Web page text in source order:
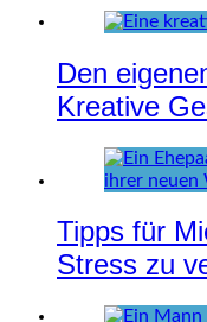
Den
Kreative
Tipps für
Stress zu